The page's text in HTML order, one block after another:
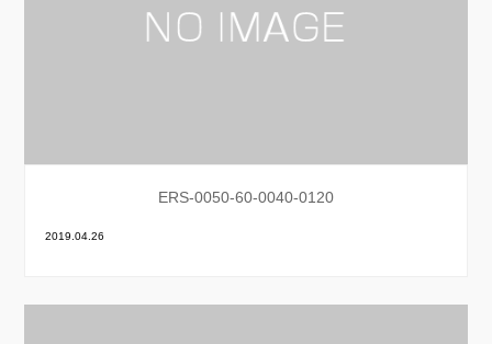
ERS-0050-60-0040-0120
2019.04.26